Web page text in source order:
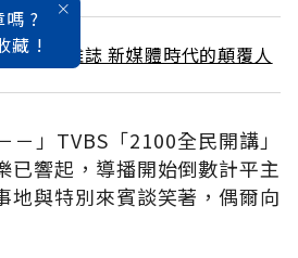
?
藏 !
1月號雜誌 新媒體時代的顛覆人
－」TVBS「2100全民開講」
已響起，導播開始倒數計平主
地與特別來賓談笑著，偶爾向